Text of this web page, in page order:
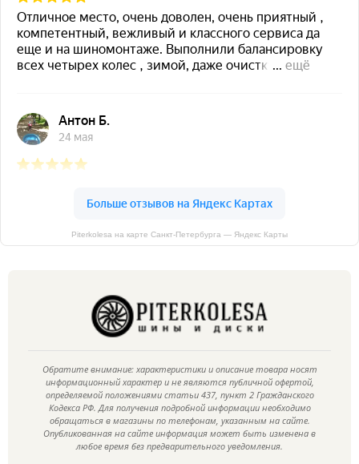
Piterkolesa на карте Санкт‑Петербурга — Яндекс Карты
Обратите внимание: характеристики и описание товара носят
информационный характер и не являются публичной офертой,
определяемой положениями статьи 437, пункт 2 Гражданского
Кодекса РФ. Для получения подробной информации необходимо
обращаться в магазины по телефонам, указанным на сайте.
Опубликованная на сайте информация может быть изменена в
любое время без предварительного уведомления.